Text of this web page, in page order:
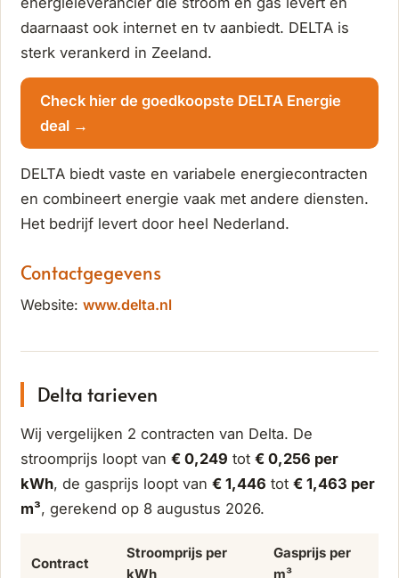
daarnaast ook internet en tv aanbiedt. DELTA is
sterk verankerd in Zeeland.
Check hier de goedkoopste DELTA Energie
deal →
DELTA biedt vaste en variabele energiecontracten
en combineert energie vaak met andere diensten.
Het bedrijf levert door heel Nederland.
Contactgegevens
Website: www.delta.nl
Delta tarieven
Wij vergelijken 2 contracten van Delta. De
stroomprijs loopt van € 0,249 tot € 0,256 per
kWh, de gasprijs loopt van € 1,446 tot € 1,463 per
m³, gerekend op 8 augustus 2026.
Contract
Stroomprijs per
kWh
Gasprijs per
m³